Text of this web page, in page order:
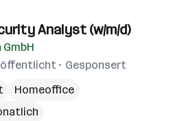
Analyst (w/m/d)
Gesponsert
Homeoffice